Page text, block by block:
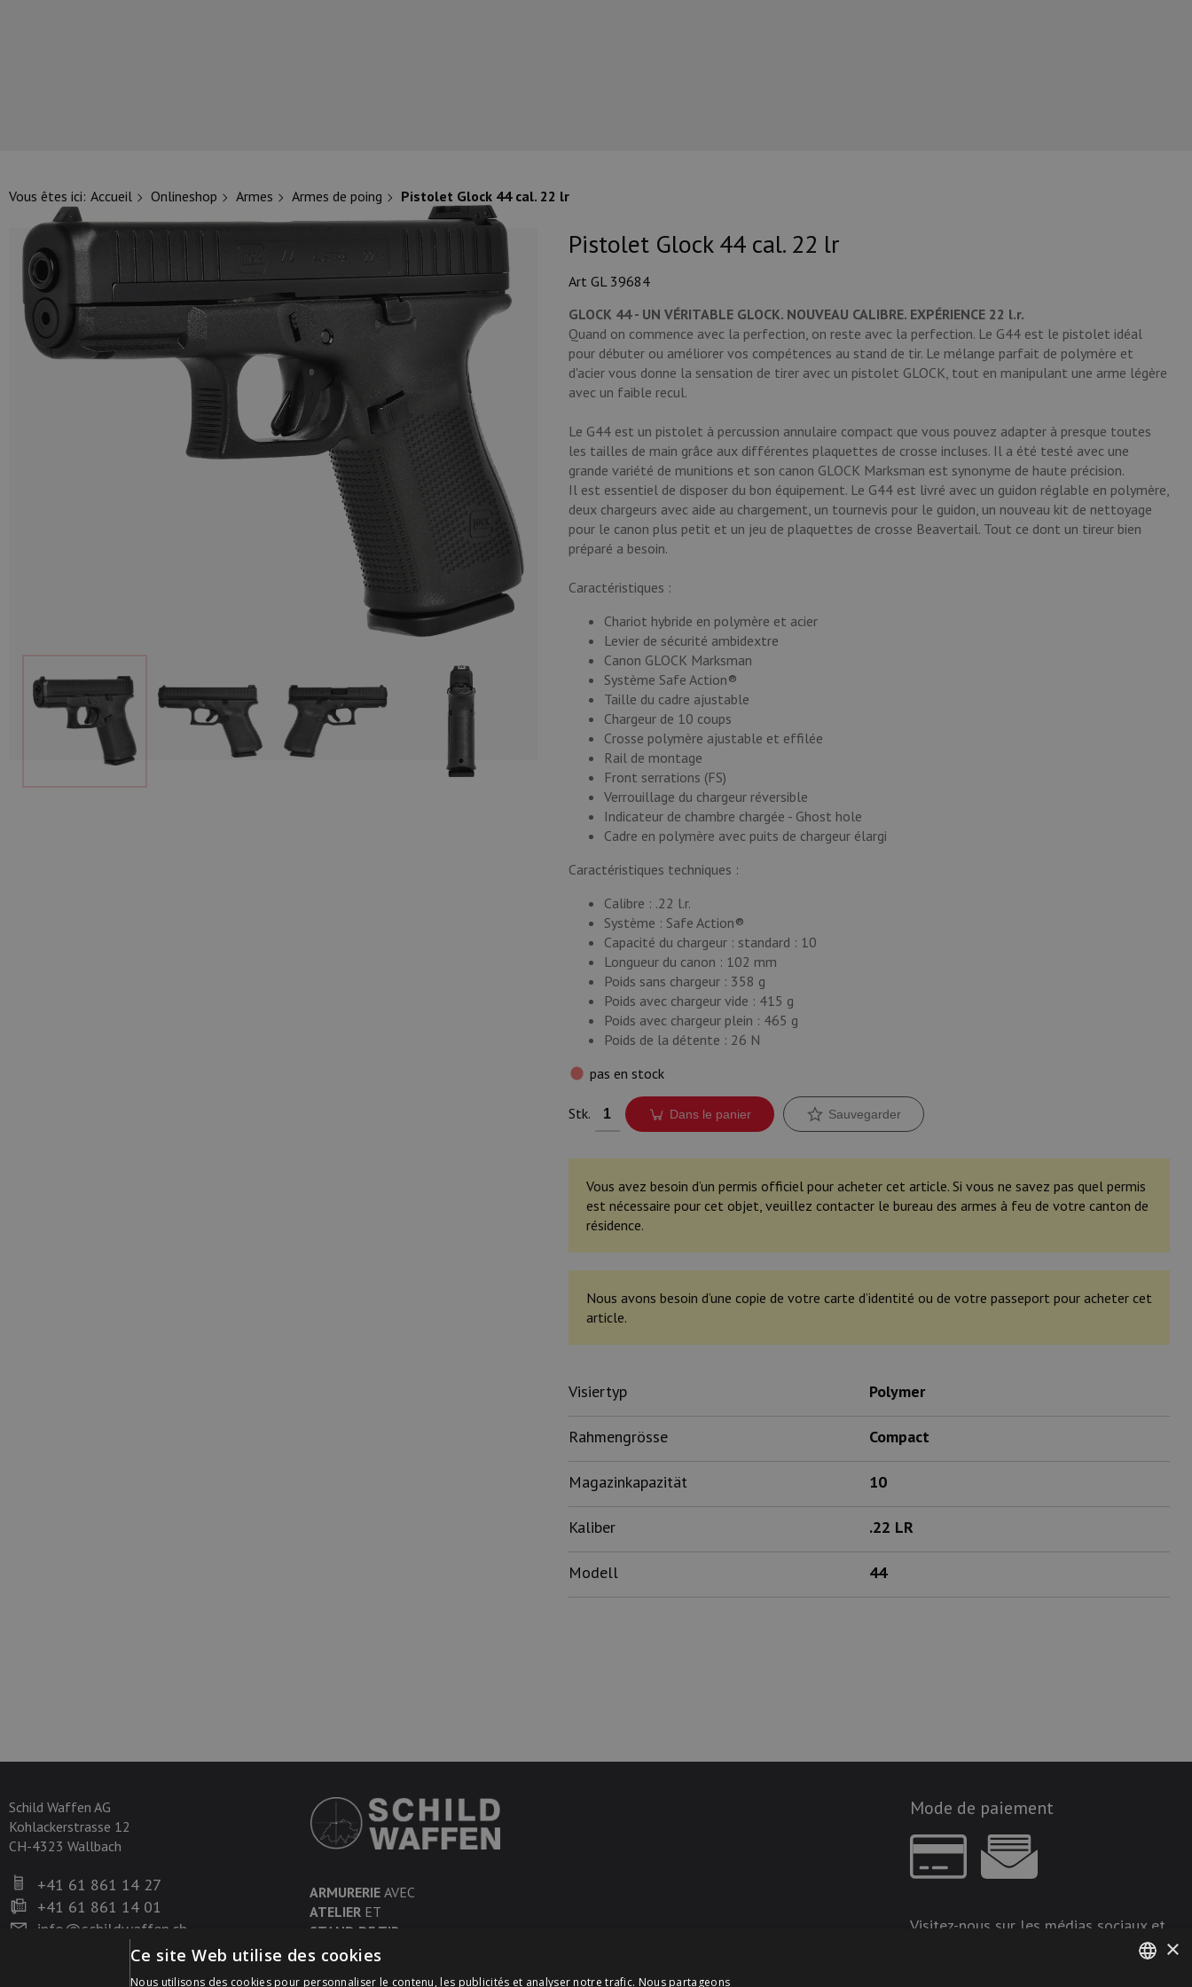
Vous êtes ici: Accueil Onlineshop Armes Armes de poing Pistolet Glock 44 cal. 22 lr
Pistolet Glock 44 cal. 22 lr
Art GL 39684
GLOCK 44 - UN VÉRITABLE GLOCK. NOUVEAU CALIBRE. EXPÉRIENCE 22 l.r.
Quand on commence avec la perfection, on reste avec la perfection. Le G44 est le pistolet idéal
pour débuter ou améliorer vos compétences au stand de tir. Le mélange parfait de polymère et
d'acier vous donne la sensation de tirer avec un pistolet GLOCK, tout en manipulant une arme légère
avec un faible recul.
Le G44 est un pistolet à percussion annulaire compact que vous pouvez adapter à presque toutes
les tailles de main grâce aux différentes plaquettes de crosse incluses. Il a été testé avec une
grande variété de munitions et son canon GLOCK Marksman est synonyme de haute précision.
Il est essentiel de disposer du bon équipement. Le G44 est livré avec un guidon réglable en polymère,
deux chargeurs avec aide au chargement, un tournevis pour le guidon, un nouveau kit de nettoyage
pour le canon plus petit et un jeu de plaquettes de crosse Beavertail. Tout ce dont un tireur bien
préparé a besoin.
Caractéristiques :
Chariot hybride en polymère et acier
Levier de sécurité ambidextre
Canon GLOCK Marksman
Système Safe Action®
Taille du cadre ajustable
Chargeur de 10 coups
Crosse polymère ajustable et effilée
Rail de montage
Front serrations (FS)
Verrouillage du chargeur réversible
Indicateur de chambre chargée - Ghost hole
Cadre en polymère avec puits de chargeur élargi
Caractéristiques techniques :
Calibre : .22 l.r.
Système : Safe Action®
Capacité du chargeur : standard : 10
Longueur du canon : 102 mm
Poids sans chargeur : 358 g
Poids avec chargeur vide : 415 g
Poids avec chargeur plein : 465 g
Poids de la détente : 26 N
pas en stock
Stk. Dans le panier Sauvegarder
Vous avez besoin d’un permis officiel pour acheter cet article. Si vous ne savez pas quel permis
est nécessaire pour cet objet, veuillez contacter le bureau des armes à feu de votre canton de
résidence.
Nous avons besoin d’une copie de votre carte d’identité ou de votre passeport pour acheter cet
article.
Visiertyp Polymer
Rahmengrösse Compact
Magazinkapazität 10
Kaliber .22 LR
Modell 44
Schild Waffen AG
Kohlackerstrasse 12
CH-4323 Wallbach
+41 61 861 14 27
+41 61 861 14 01
info@schildwaffen.ch
ARMURERIE AVEC
ATELIER ET
STAND DE TIR
Mode de paiement
Visitez-nous sur les médias sociaux et
×
Ce site Web utilise des cookies
Nous utilisons des cookies pour personnaliser le contenu, les publicités et analyser notre trafic. Nous partageons